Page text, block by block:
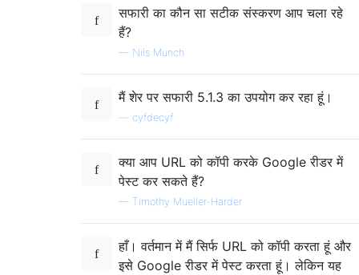
सफारी का कौन सा सटीक संस्करण आप चला रहे
हैं?
— Nils Munch
मैं शेर पर सफारी 5.1.3 का उपयोग कर रहा हूं।
cyfdecyf
क्या आप URL को कॉपी करके Google रीडर में
पेस्ट कर सकते हैं?
— Timothy Mueller-Harder
हाँ। वर्तमान में मैं सिर्फ URL को कॉपी करता हूं और
इसे Google रीडर में पेस्ट करता हूं। लेकिन यह